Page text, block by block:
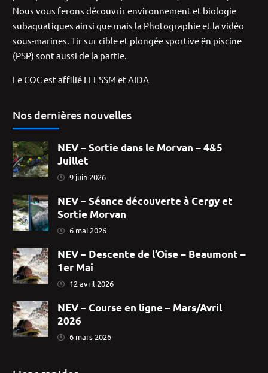
Nous vous ferons découvrir environnement et biologie
subaquatiques ainsi que mais la Photographie et la vidéo
sous-marines. Tir sur cible et plongée sportive ën piscine
(PSP) sont aussi de la partie.
Le COC est affilié FFESSM et AIDA
Nos dernières nouvelles
NEV – Sortie dans le Morvan – 4&5
Juillet
9 juin 2026
NEV – Séance découverte à Cergy et
Sortie Morvan
6 mai 2026
NEV – Descente de l’Oise – Beaumont –
1er Mai
12 avril 2026
NEV – Course en ligne – Mars/Avril
2026
6 mars 2026